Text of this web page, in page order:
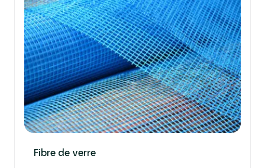
Fibre de verre